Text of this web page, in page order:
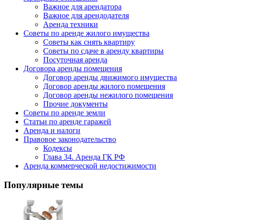
Важное для арендатора
Важное для арендодателя
Аренда техники
Советы по аренде жилого имущества
Советы как снять квартиру
Советы по сдаче в аренду квартиры
Посуточная аренда
Договора аренды помещения
Договор аренды движимого имущества
Договор аренды жилого помещения
Договор аренды нежилого помещения
Прочие документы
Советы по аренде земли
Статьи по аренде гаражей
Аренда и налоги
Правовое законодательство
Кодексы
Глава 34. Аренда ГК РФ
Аренда коммерческой недостижимости
Популярные темы